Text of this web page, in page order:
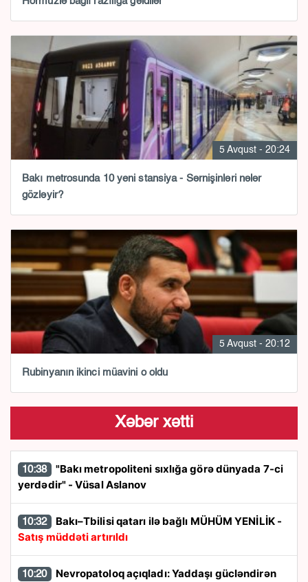
5 Avqust - 20:24
Bakı metrosunda 10 yeni stansiya - Sərnişinləri nələr
gözləyir?
5 Avqust - 20:12
Rubinyanın ikinci müavini o oldu
Xəbər xətti
10:38
yerdədir" - Vüsal Aslanov
10:32
Bakı–Tbilisi qatarı ilə bağlı MÜHÜM YENİLİK -
Satış müddəti artırıldı
10:20